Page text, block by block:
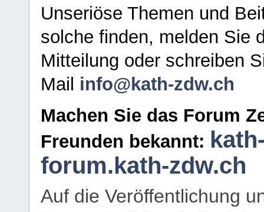
Unseriöse Themen und
solche finden, melden Sie
Mitteilung oder schreiben
Mail info@kath-zdw.ch
Machen Sie das Forum
Freunden bekannt:
forum.kath-zdw.ch
Auf die Veröffentlichung